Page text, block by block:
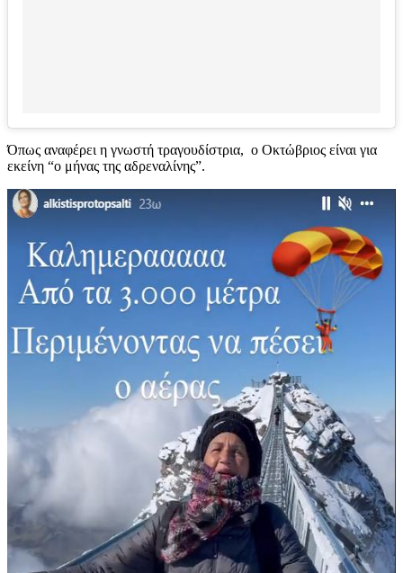
Όπως αναφέρει η γνωστή τραγουδίστρια, ο Οκτώβριος είναι για
εκείνη “ο μήνας της αδρεναλίνης”.